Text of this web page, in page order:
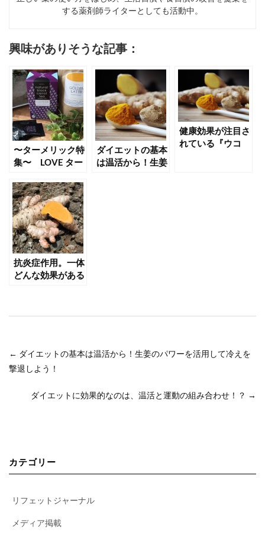
する薬剤師ライターとしても活動中。
興味がありそうな記事：
〜ターメリック特
集〜 LOVE ター
ダイエットの基本
は温活から！生姜
健康効果が注目さ
れている『ウコ
抗炎症作用。一体
どんな効果がある
← ダイエットの基本は温活から！生姜のパワーを活用して冷えを
撃退しよう！
ダイエットに効果的なのは、温活と運動の組み合わせ！？ →
カテゴリー
リフェットジャーナル
メディア掲載